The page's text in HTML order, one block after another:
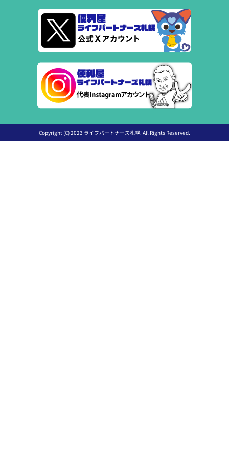
Copyright (C) 2023 ライフパートナーズ札幌. All Rights Reserved.